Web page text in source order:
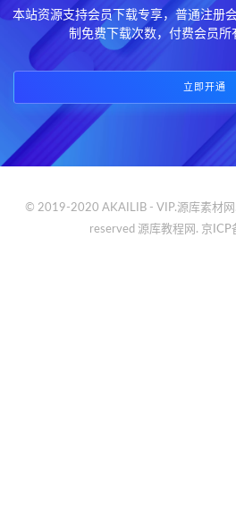
本站资源支持会员下载专享，普通注册
制免费下载次数，付费会员所
立即开通
© 2019-2020 AKAILIB - VIP.源库素材网
reserved 源库教程网. 京